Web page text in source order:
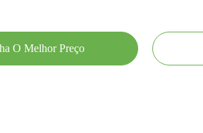
O Melhor Preço